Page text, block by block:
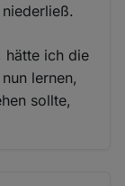
hätte ich die
lernen,
sollte,